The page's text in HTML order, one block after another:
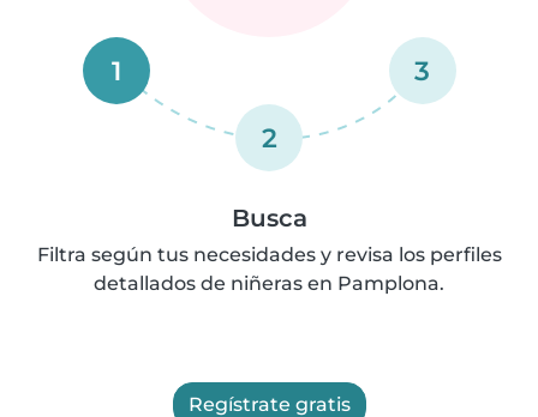
1
2
3
Busca
Filtra según tus necesidades y revisa los perfiles
detallados de niñeras en Pamplona.
Regístrate gratis